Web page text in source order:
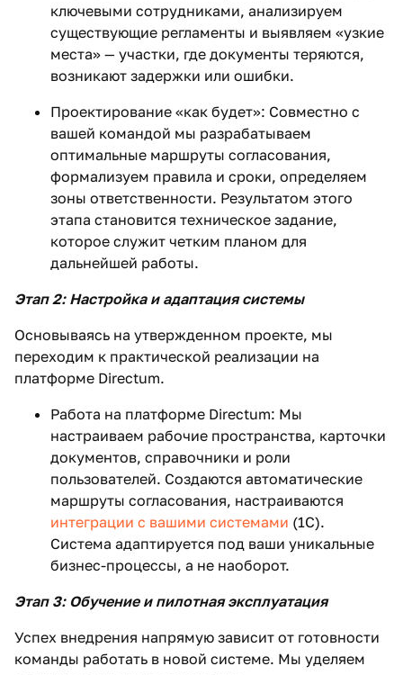
ключевыми сотрудниками, анализируем
существующие регламенты и выявляем «узкие
места» — участки, где документы теряются,
возникают задержки или ошибки.
Проектирование «как будет»: Совместно с
вашей командой мы разрабатываем
оптимальные маршруты согласования,
формализуем правила и сроки, определяем
зоны ответственности. Результатом этого
этапа становится техническое задание,
которое служит четким планом для
дальнейшей работы.
Этап 2: Настройка и адаптация системы
Основываясь на утвержденном проекте, мы
переходим к практической реализации на
платформе Directum.
Работа на платформе Directum: Мы
настраиваем рабочие пространства, карточки
документов, справочники и роли
пользователей. Создаются автоматические
маршруты согласования, настраиваются
интеграции с вашими системами (1С).
Система адаптируется под ваши уникальные
бизнес-процессы, а не наоборот.
Этап 3: Обучение и пилотная эксплуатация
Успех внедрения напрямую зависит от готовности
команды работать в новой системе. Мы уделяем